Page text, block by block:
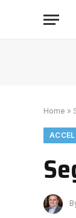
Home »